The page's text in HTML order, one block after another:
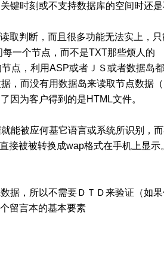
键时刻或不支持数据库的空间时还
取判断，而且很多功能无法实上，只
一个节点，而不是TXT那些烦人的
点，利用ASP或者ＪＳ或者数据岛都
，而没有用数据岛来读取节点数据
因为客户得到的是HTML文件。
能被应何基它语言或系统所识别，
接被被转换成wap格式在手机上显示
据，所以不需要ＤＴＤ来验证（如
留言本的基本要素